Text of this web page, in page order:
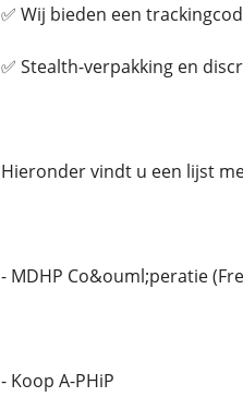
✅ Wij bieden een
✅ Stealth-verpakking en
Hieronder vindt u een lijst
- MDHP Co&ouml;peratie
- Koop A-PHiP